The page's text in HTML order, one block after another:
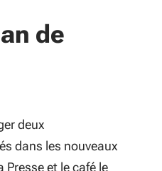
de
deux
dans les nouveaux
Presse et le café le